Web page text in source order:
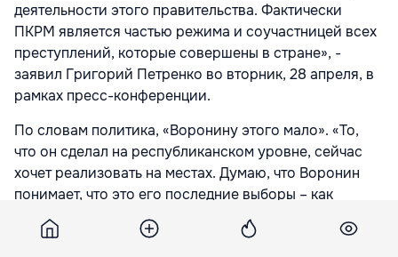
деятельности этого правительства. Фактически
ПКРМ является частью режима и соучастницей всех
преступлений, которые совершены в стране», -
заявил Григорий Петренко во вторник, 28 апреля, в
рамках пресс-конференции.
По словам политика, «Воронину этого мало». «То,
что он сделал на республиканском уровне, сейчас
хочет реализовать на местах. Думаю, что Воронин
понимает, что это его последние выборы – как
парламентские, так и местные. А для ПКРМ –
последние местные выборы. Многие настоящие